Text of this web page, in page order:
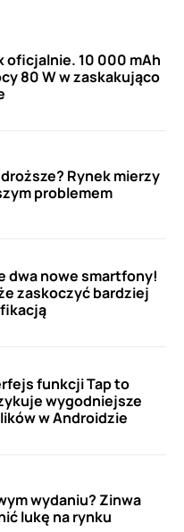
oficjalnie. 10 000 mAh
80 W w zaskakująco
Rynek mierzy
problemem
dwa nowe smartfony!
zaskoczyć bardziej
funkcji Tap to
wygodniejsze
w Androidzie
wydaniu? Zinwa
lukę na rynku